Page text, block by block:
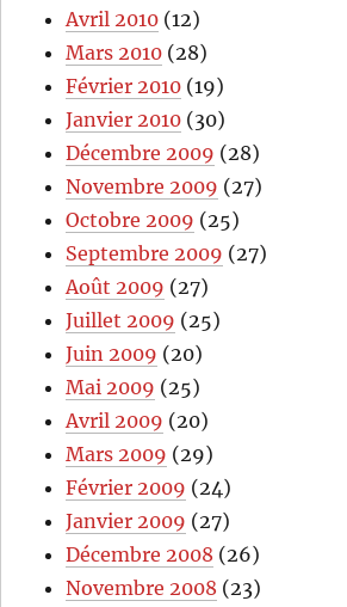
Avril 2010 (12)
Mars 2010 (28)
Février 2010 (19)
Janvier 2010 (30)
Décembre 2009 (28)
Novembre 2009 (27)
Octobre 2009 (25)
Septembre 2009 (27)
Août 2009 (27)
Juillet 2009 (25)
Juin 2009 (20)
Mai 2009 (25)
Avril 2009 (20)
Mars 2009 (29)
Février 2009 (24)
Janvier 2009 (27)
Décembre 2008 (26)
Novembre 2008 (23)